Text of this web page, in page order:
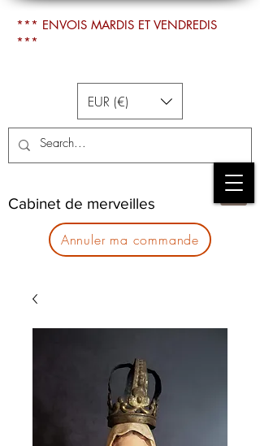
Cabinet de merveilles
*** ENVOIS MARDIS ET VENDREDIS
***
EUR (€)
Annuler ma commande